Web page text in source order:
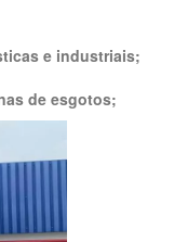
e industriais;
de esgotos;